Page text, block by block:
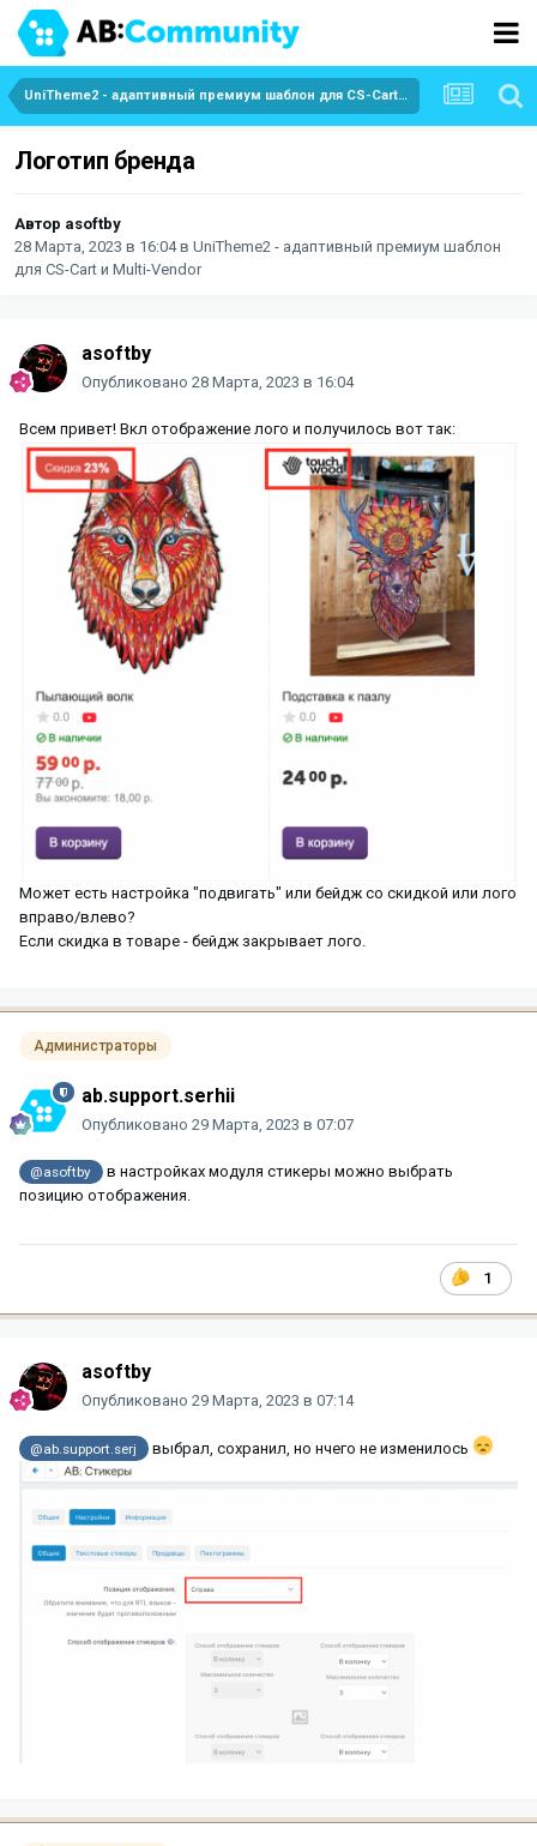
UniTheme2 - адаптивный премиум шаблон для CS-Cart и Multi-Vendor
Логотип бренда
Автор asoftby
28 Марта, 2023 в 16:04в UniTheme2 - адаптивный премиум шаблон
для CS-Cart и Multi-Vendor
asoftby
Опубликовано 28 Марта, 2023 в 16:04
Всем привет! Вкл отображение лого и получилось вот так:
Может есть настройка "подвигать" или бейдж со скидкой или лого
вправо/влево?
Если скидка в товаре - бейдж закрывает лого.
Администраторы
ab.support.serhii
Опубликовано 29 Марта, 2023 в 07:07
@asoftby
в настройках модуля стикеры можно выбрать
позицию отображения.
1
asoftby
Опубликовано 29 Марта, 2023 в 07:14
@ab.support.serj выбрал, сохранил, но нчего не изменилось